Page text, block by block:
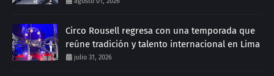
Circo Rousell regresa con una temporada que
reúne tradición y talento internacional en Lima
julio 31, 2026